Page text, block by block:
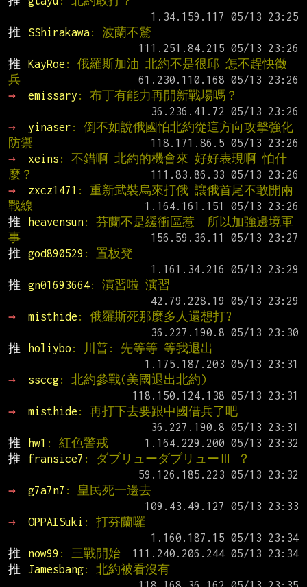
推
SShirakawa: 波蘭不驚
推
KayRoe : 俄羅斯加油 北約不是很邱 怎不趕快徵
兵
→
emissary : 布丁有能力再開新戰場嗎？
→
yinaser : 倒不如說俄國怕北約從這方向攻擊強化
防禦
→
xeins : 不錯啊 北約的機會來 好好表現啊 怕什
麼？
→
zxcz1471 : 重新武裝烏來打俄 讓俄首尾不敢開兩
戰線
推
heavensun: 芬蘭不是緩衝區惹  所以加強邊境軍
事
推
god890529 : 置板凳
推
gn01693664: 演習啦 演習
→
misthide : 俄羅斯死那麼多人還想打?
推
holiybo : 川普: 先等等 等我退出
→
ssccg: 北約參戰(美國退出北約)
→
misthide : 再打下去要跟中國借兵了吧
推
hw1 : 紅色警戒
推
fransice7 : ダブリューダブリューⅢ ？
→
g7a7n7 : 皇民死一邊去
→
OPPAISuki : 打芬蘭囉
推
now99 : 三戰開始
推
Jamesbang: 北約被看沒有